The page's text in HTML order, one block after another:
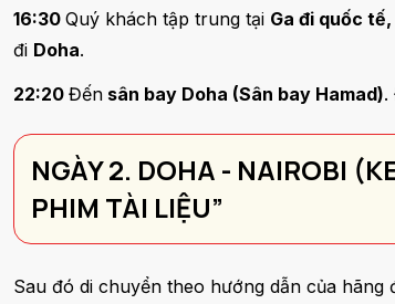
16:30 Quý khách tập trung tại Ga đi quốc
đi Doha.
22:20 Đến sân bay Doha (Sân bay Hamad).
NGÀY 2. DOHA - NAIROBI
PHIM TÀI LIỆU”
Sau đó di chuyển theo hướng dẫn của